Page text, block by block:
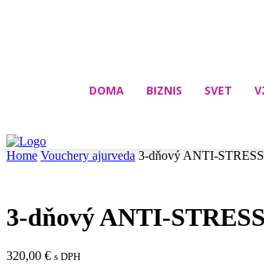
DOMA BIZNIS SVET
Home Vouchery ajurveda 3-dňový ANTI-STRESS
3-dňový ANTI-
320,00 € s DPH